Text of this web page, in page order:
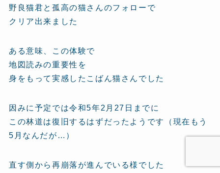
野良猫君と孤高の猫さんのフォローで
クリア出来ました
ある意味、この体験で
地図読みの重要性を
身をもって実感したこばん猫さんでした
因みに予定では令和5年2月27日までに
この林道は復旧するはずだったようです（現在もう
5月なんだが…）
直す側から再崩落が進んでいる様でした